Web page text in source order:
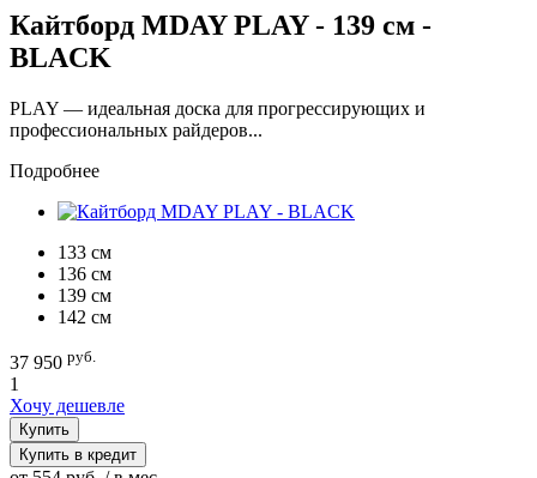
Кайтборд MDAY PLAY - 139 см -
BLACK
PLAY — идеальная доска для прогрессирующих и
профессиональных райдеров...
Подробнее
133 см
136 см
139 см
142 см
37 950 руб.
1
Хочу дешевле
Купить
Купить в кредит